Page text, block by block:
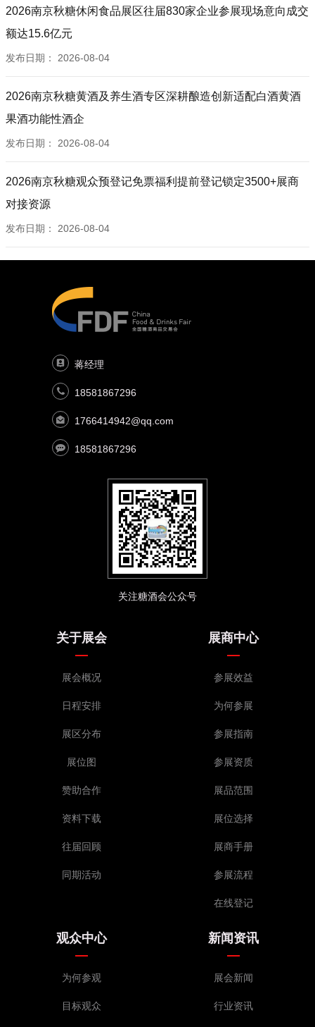
2026南京秋糖休闲食品展区往届830家企业参展现场意向成交
额达15.6亿元
发布日期： 2026-08-04
2026南京秋糖黄酒及养生酒专区深耕酿造创新适配白酒黄酒
果酒功能性酒企
发布日期： 2026-08-04
2026南京秋糖观众预登记免票福利提前登记锁定3500+展商
对接资源
发布日期： 2026-08-04
蒋经理
18581867296
1766414942@qq.com
18581867296
关注糖酒会公众号
关于展会
展会概况
日程安排
展区分布
展位图
赞助合作
资料下载
往届回顾
同期活动
展商中心
参展效益
为何参展
参展指南
参展资质
展品范围
展位选择
展商手册
参展流程
在线登记
观众中心
为何参观
目标观众
新闻资讯
展会新闻
行业资讯